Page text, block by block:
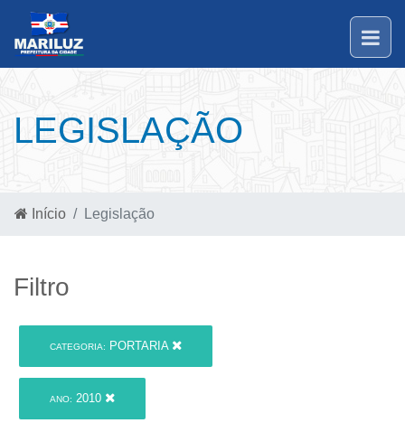
LEGISLAÇÃO
Início Legislação
Filtro
CATEGORIA: PORTARIA
ANO: 2010